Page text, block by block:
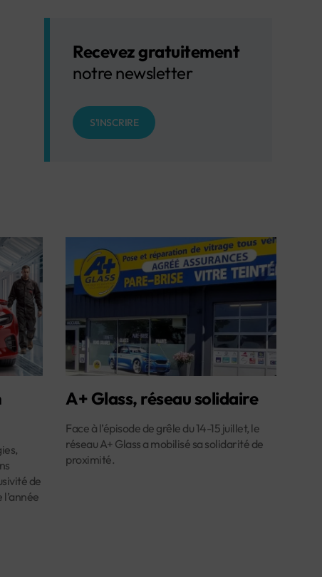
Recevez gratuitement
notre newsletter
S'INSCRIRE
de
A+ Glass, réseau solidaire
Face à l’épisode de grêle du 14-15 juillet, le
réseau A+ Glass a mobilisé sa solidarité de
proximité.